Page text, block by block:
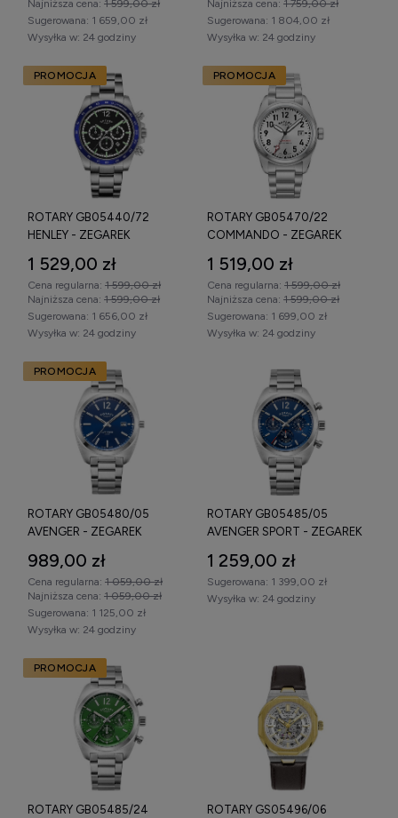
Najniższa cena: 1 599,00 zł
Wysyłka w: 24 godziny
Sugerowana: 1 659,00 zł
Najniższa cena: 1 759,00 zł
Wysyłka w: 24 godziny
Sugerowana: 1 804,00 zł
ROTARY GB05440/72
HENLEY - ZEGAREK
1 529,00 zł
Cena regularna: 1 599,00 zł
Najniższa cena: 1 599,00 zł
Wysyłka w: 24 godziny
Sugerowana: 1 656,00 zł
PROMOCJA
ROTARY GB05470/22
COMMANDO - ZEGAREK
1 519,00 zł
Cena regularna: 1 599,00 zł
Najniższa cena: 1 599,00 zł
Wysyłka w: 24 godziny
Sugerowana: 1 699,00 zł
PROMOCJA
ROTARY GB05480/05
AVENGER - ZEGAREK
989,00 zł
Cena regularna: 1 059,00 zł
Najniższa cena: 1 059,00 zł
Wysyłka w: 24 godziny
Sugerowana: 1 125,00 zł
PROMOCJA
ROTARY GB05485/05
AVENGER SPORT - ZEGAREK
1 259,00 zł
Wysyłka w: 24 godziny
Sugerowana: 1 399,00 zł
ROTARY GB05485/24
PROMOCJA
ROTARY GS05496/06